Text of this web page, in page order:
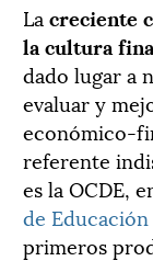
La creciente
la cultura
dado lugar a
evaluar y
económico-
referente
es la OCDE,
de
primeros